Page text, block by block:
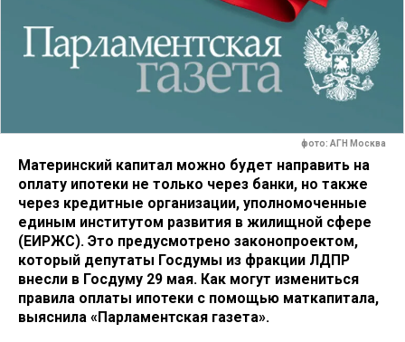
фото: АГН Москва
Материнский капитал можно будет направить на
оплату ипотеки не только через банки, но также
через кредитные организации, уполномоченные
единым институтом развития в жилищной сфере
(ЕИРЖС). Это предусмотрено законопроектом,
который депутаты Госдумы из фракции ЛДПР
внесли в Госдуму 29 мая. Как могут измениться
правила оплаты ипотеки с помощью маткапитала,
выяснила «Парламентская газета».